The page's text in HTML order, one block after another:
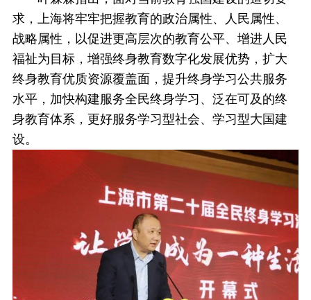
求，上海将牢牢把握教育的政治属性、人民属性、
战略属性，以促进更高层次的教育公平、增进人民
福祉为目标，增强终身教育数字化发展优势，扩大
终身教育优质资源覆盖面，提升终身学习公共服务
水平，加快构建服务全民终身学习、泛在可及的终
身教育体系，更好服务学习型社会、学习型大国建
设。